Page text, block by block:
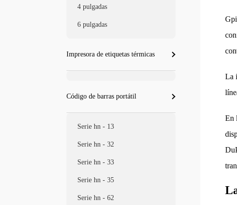
La
En
4 pulgadas
6 pulgadas
Impresora de etiquetas térmicas
Código de barras portátil
Serie hn - 13
Serie hn - 32
Serie hn - 33
Serie hn - 35
Serie hn - 62